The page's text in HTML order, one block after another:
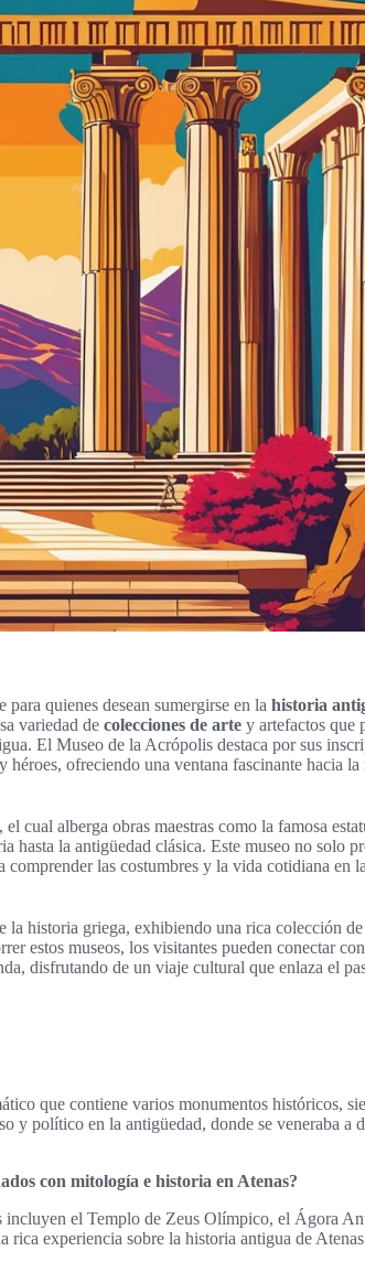
quienes desean sumergirse en la historia
variedad de colecciones de arte y artefactos que
El Museo de la Acrópolis destaca por sus
héroes, ofreciendo una ventana fascinante hacia
cual alberga obras maestras como la famosa
hasta la antigüedad clásica. Este museo no solo
las costumbres y la vida cotidiana en
historia griega, exhibiendo una rica colección de
estos museos, los visitantes pueden conectar
disfrutando de un viaje cultural que enlaza el
que contiene varios monumentos históricos,
y político en la antigüedad, donde se veneraba a
con mitología e historia en Atenas?
incluyen el Templo de Zeus Olímpico, el Ágora
rica experiencia sobre la historia antigua de